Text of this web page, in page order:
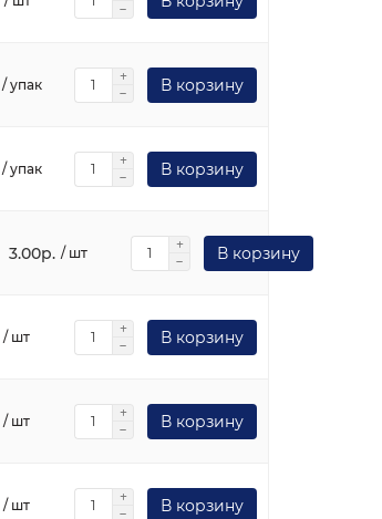
/ упак В корзину
/ упак В корзину
3.00р. / шт В корзину
/ шт В корзину
/ шт В корзину
/ шт В корзину